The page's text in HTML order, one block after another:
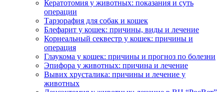
Кератотомия у животных: показания и суть
операции
Тарзорафия для собак и кошек
Блефарит у кошек: причины, виды и лечение
Корнеальный секвестр у кошек: причины и
операция
Глаукома у кошек: причины и прогноз по болезни
Эпифора у животных: причина и лечение
Вывих хрусталика: причины и лечение у
животных